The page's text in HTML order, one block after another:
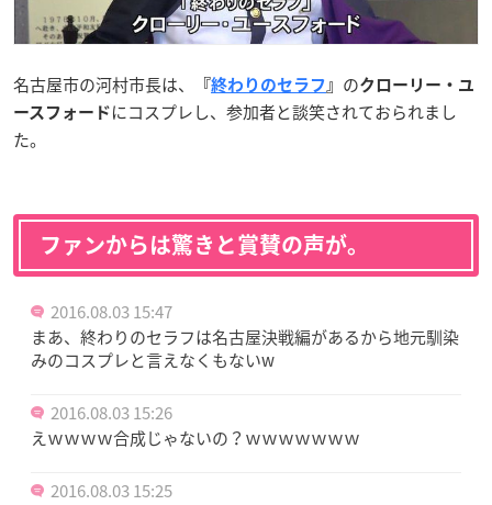
名古屋市の河村市長は、 『終わりのセラフ 』 のクローリー・ユ
ースフォード にコスプレし、参加者と談笑されておられまし
た。
ファンからは驚きと賞賛の声が。
2016.08.03 15:47
まあ、終わりのセラフは名古屋決戦編があるから地元馴染
みのコスプレと言えなくもないw
2016.08.03 15:26
えｗｗｗｗ合成じゃないの？ｗｗｗｗｗｗｗ
2016.08.03 15:25